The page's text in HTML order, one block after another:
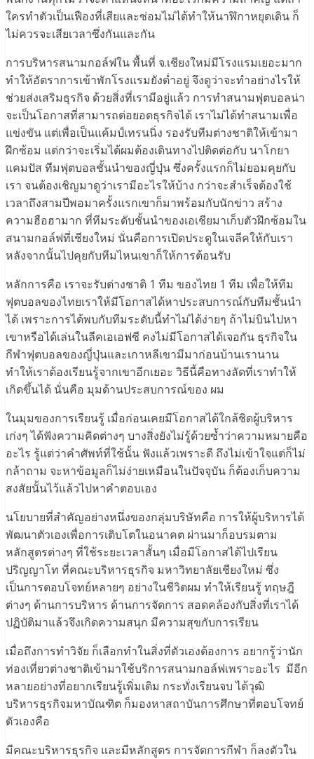
ใครทำตัวเป็นเฟืองที่เสียและซ่อมไม่ได้ทำให้นาฬิกาหยุดเดิน ก็
ไม่ควรจะเสียเวลาซึ่งกันและกัน
การบริหารสนามกอล์ฟใน พื้นที่ จ.เชียงใหม่มีโรงแรมเยอะมาก
ทำให้อัตราการเข้าพักโรงแรมยังต่ำอยู่ จึงดูว่าจะทำอย่างไรให้
ช่วยส่งเสริมธุรกิจ ด้วยสิ่งที่เรามีอยู่แล้ว การทำสนามฟุตบอลน่า
จะเป็นโอกาสที่สามารถต่อยอดธุรกิจได้ เราไม่ได้ทำสนามเพื่อ
แข่งขัน แต่เพื่อเป็นแค้มป์เทรนนิ่ง รองรับทีมต่างชาติให้เข้ามา
ฝึกซ้อม แต่กว่าจะเริ่มได้ผมต้องเดินทางไปติดต่อกับ นาโกยา
แคมปัส ทีมฟุตบอลชั้นนำของญี่ปุ่น ซึ่งครั้งแรกก็ไม่ยอมคุยกับ
เรา จนต้องเชิญมาดูว่าเรามีอะไรให้บ้าง กว่าจะสำเร็จต้องใช้
เวลาถึงสามปีพอมาครั้งแรกเขาก็มาพร้อมกับนักข่าว สร้าง
ความฮือฮามาก ที่ทีมระดับชั้นนำของเอเชียมาเก็บตัวฝึกซ้อมใน
สนามกอล์ฟที่เชียงใหม่ นั่นคือการเปิดประตูในเจลีคให้กับเรา
หลังจากนั้นไปคุยกับทีมไหนเขาก็ให้การต้อนรับ
หลักการคือ เราจะรับต่างชาติ 1 ทีม ของไทย 1 ทีม เพื่อให้ทีม
ฟุตบอลของไทยเราให้มีโอกาสได้หาประสบการณ์กับทีมชั้นนำ
ได้ เพราะการได้พบกับทีมระดับนี้ทำไม่ได้ง่ายๆ ถ้าไม่บินไปหา
เขาหรือได้เล่นในลีคเอเอฟซี คงไม่มีโอกาสได้เจอกัน ธุรกิจใน
กีฬาฟุตบอลของญี่ปุ่นและเกาหลีเขามีมาก่อนบ้านเรานาน
ทำให้เราต้องเรียนรู้จากเขาอีกเยอะ วิธีนี้คือทางลัดที่เราทำให้
เกิดขึ้นได้ นั่นคือ มุมด้านประสบการณ์ของ ผม
ในมุมของการเรียนรู้ เมื่อก่อนเคยมีโอกาสได้ใกล้ชิดผู้บริหาร
เก่งๆ ได้ฟังความคิดต่างๆ บางสิ่งยังไม่รู้ด้วยซ้ำว่าความหมายคือ
อะไร รู้แต่ว่าคำศัพท์ที่ใช้นั้น ฟังแล้วเพราะดี ถึงไม่เข้าใจแต่ก็ไม่
กล้าถาม จะหาข้อมูลก็ไม่ง่ายเหมือนในปัจจุบัน ก็ต้องเก็บความ
สงสัยนั้นไว้แล้วไปหาคำตอบเอง
นโยบายที่สำคัญอย่างหนึ่งของกลุ่มบริษัทคือ การให้ผู้บริหารได้
พัฒนาตัวเองเพื่อการเติบโตในอนาคต ผ่านมาก็อบรมตาม
หลักสูตรต่างๆ ที่ใช้ระยะเวลาสั้นๆ เมื่อมีโอกาสได้ไปเรียน
ปริญญาโท ที่คณะบริหารธุรกิจ มหาวิทยาลัยเชียงใหม่ ซึ่ง
เป็นการตอบโจทย์หลายๆ อย่างในชีวิตผม ทำให้เรียนรู้ ทฤษฎี
ต่างๆ ด้านการบริหาร ด้านการจัดการ สอดคล้องกับสิ่งที่เราได้
ปฏิบัติมาแล้วจึงเกิดความสนุก มีความสุขกับการเรียน
เมื่อถึงการทำวิจัย ก็เลือกทำในสิ่งที่ตัวเองต้องการ อยากรู้ว่านัก
ท่องเที่ยวต่างชาติเข้ามาใช้บริการสนามกอล์ฟเพราะอะไร มีอีก
หลายอย่างที่อยากเรียนรู้เพิ่มเติม กระทั่งเรียนจบ ได้วุฒิ
บริหารธุรกิจมหาบัณฑิต ก็มองหาสถาบันการศึกษาที่ตอบโจทย์
ตัวเองคือ
มีคณะบริหารธุรกิจ และมีหลักสูตร การจัดการกีฬา ก็ลงตัวใน